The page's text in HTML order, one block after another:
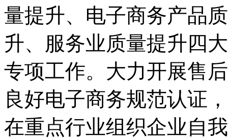
量提升、电子商务产品
升、服务业质量提升四
专项工作。大力开展售
良好电子商务规范认证
在重点行业组织企业自